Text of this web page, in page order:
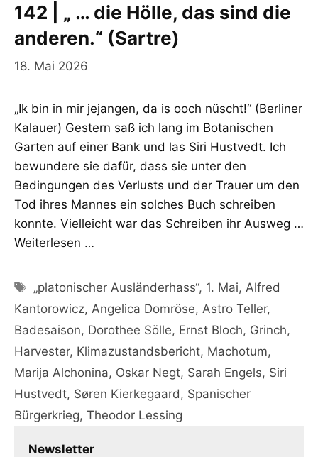
142 | „ … die Hölle, das sind die
anderen.“ (Sartre)
18. Mai 2026
„Ik bin in mir jejangen, da is ooch nüscht!“ (Berliner
Kalauer) Gestern saß ich lang im Botanischen
Garten auf einer Bank und las Siri Hustvedt. Ich
bewundere sie dafür, dass sie unter den
Bedingungen des Verlusts und der Trauer um den
Tod ihres Mannes ein solches Buch schreiben
konnte. Vielleicht war das Schreiben ihr Ausweg …
Weiterlesen …
Schlagwörter
„platonischer Ausländerhass“, 1. Mai, Alfred
Kantorowicz, Angelica Domröse, Astro Teller,
Badesaison, Dorothee Sölle, Ernst Bloch, Grinch,
Harvester, Klimazustandsbericht, Machotum,
Marija Alchonina, Oskar Negt, Sarah Engels, Siri
Hustvedt, Søren Kierkegaard , Spanischer
Bürgerkrieg, Theodor Lessing
Newsletter